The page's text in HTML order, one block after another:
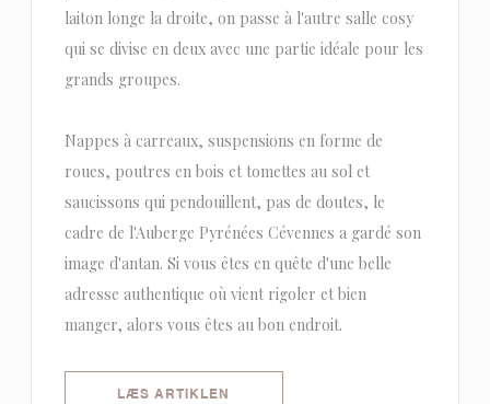
laiton longe la droite, on passe à l'autre salle cosy
qui se divise en deux avec une partie idéale pour les
grands groupes.
Nappes à carreaux, suspensions en forme de
roues, poutres en bois et tomettes au sol et
saucissons qui pendouillent, pas de doutes, le
cadre de l'Auberge Pyrénées Cévennes a gardé son
image d'antan. Si vous êtes en quête d'une belle
adresse authentique où vient rigoler et bien
manger, alors vous êtes au bon endroit.
LÆS ARTIKLEN